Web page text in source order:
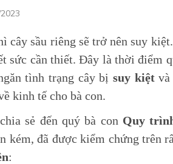
cây sầu riêng sẽ trở nên suy
sức cần thiết. Đây là thời điểm
tình trạng cây bịsuy kiệt
kinh tế cho bà con.
sẻ đến quý bà con Quy
kém, đã được kiểm chứng trên
: